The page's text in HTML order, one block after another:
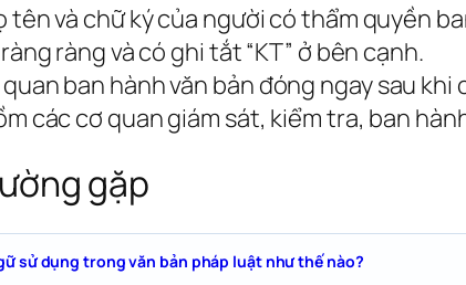
tên và chữ ký của người có thẩm quyền
ràng và có ghi tắt “KT” ở bên cạnh.
ban hành văn bản đóng ngay sau
các cơ quan giám sát, kiểm tra, ban
gặp
sử dụng trong văn bản pháp luật như thế nào?